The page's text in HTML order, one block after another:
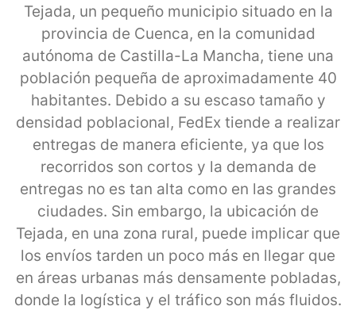
Tejada, un pequeño municipio situado en la
provincia de Cuenca, en la comunidad
autónoma de Castilla-La Mancha, tiene una
población pequeña de aproximadamente 40
habitantes. Debido a su escaso tamaño y
densidad poblacional, FedEx tiende a realizar
entregas de manera eficiente, ya que los
recorridos son cortos y la demanda de
entregas no es tan alta como en las grandes
ciudades. Sin embargo, la ubicación de
Tejada, en una zona rural, puede implicar que
los envíos tarden un poco más en llegar que
en áreas urbanas más densamente pobladas,
donde la logística y el tráfico son más fluidos.